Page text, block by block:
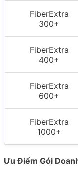
FiberExtra
300+
FiberExtra
400+
FiberExtra
600+
FiberExtra
1000+
Ưu Điểm Gói